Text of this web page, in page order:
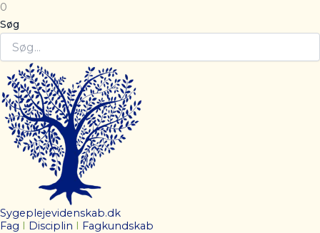
0
Søg
Sygeplejevidenskab.dk
Fag
Disciplin
Fagkundskab